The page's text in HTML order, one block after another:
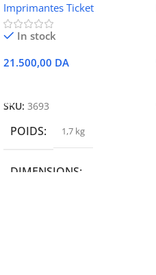
Ethernet
Imprimantes Ticket
In stock
21.500,00 DA
SKU: 3693
POIDS 1,7 kg
DIMENSIONS